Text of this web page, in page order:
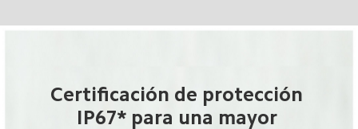
Certificación de protección
IP67* para una mayor